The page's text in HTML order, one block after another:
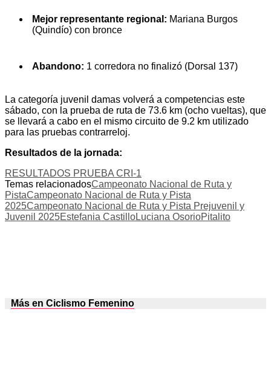
Mejor representante regional: Mariana Burgos
(Quindío) con bronce
Abandono: 1 corredora no finalizó (Dorsal 137)
La categoría juvenil damas volverá a competencias este
sábado, con la prueba de ruta de 73.6 km (ocho vueltas), que
se llevará a cabo en el mismo circuito de 9.2 km utilizado
para las pruebas contrarreloj.
Resultados de la jornada:
RESULTADOS PRUEBA CRI-1
Temas relacionadosCampeonato Nacional de Ruta y
PistaCampeonato Nacional de Ruta y Pista
2025Campeonato Nacional de Ruta y Pista Prejuvenil y
Juvenil 2025Estefania CastilloLuciana OsorioPitalito
Más en Ciclismo Femenino